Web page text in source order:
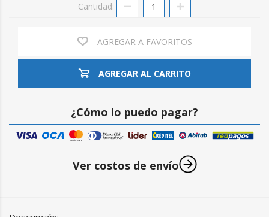
Cantidad:
AGREGAR A FAVORITOS
AGREGAR AL CARRITO
¿Cómo lo puedo pagar?
Ver costos de envío